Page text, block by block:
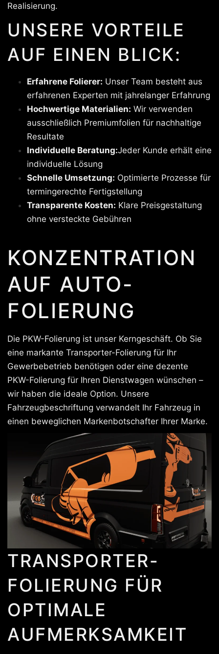
Realisierung.
UNSERE VORTEILE
AUF EINEN BLICK:
Erfahrene Folierer: Unser Team besteht aus
erfahrenen Experten mit jahrelanger Erfahrung
Hochwertige Materialien: Wir verwenden
ausschließlich Premiumfolien für nachhaltige
Resultate
Individuelle Beratung:Jeder Kunde erhält eine
individuelle Lösung
Schnelle Umsetzung: Optimierte Prozesse für
termingerechte Fertigstellung
Transparente Kosten: Klare Preisgestaltung
ohne versteckte Gebühren
KONZENTRATION
AUF AUTO-
FOLIERUNG
Die PKW-Folierung ist unser Kerngeschäft. Ob Sie
eine markante Transporter-Folierung für Ihr
Gewerbebetrieb benötigen oder eine dezente
PKW-Folierung für Ihren Dienstwagen wünschen –
wir haben die ideale Option. Unsere
Fahrzeugbeschriftung verwandelt Ihr Fahrzeug in
einen beweglichen Markenbotschafter Ihrer Marke.
TRANSPORTER-
FOLIERUNG FÜR
OPTIMALE
AUFMERKSAMKEIT